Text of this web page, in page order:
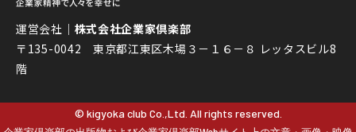
運営会社｜ 株式会社企業家倶楽部
〒135-0042 東京都江東区木場３－１６－８ レッタスビル8
階
© kigyoka club Co.,Ltd. All rights reserved.